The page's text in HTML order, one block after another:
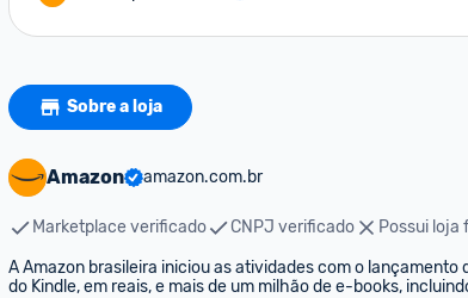
Sobre a loja
Amazon amazon.com.br
Marketplace verificado CNPJ verificado
Possui loja
A Amazon brasileira iniciou as atividades com o
do Kindle, em reais, e mais de um milhão de e-books,